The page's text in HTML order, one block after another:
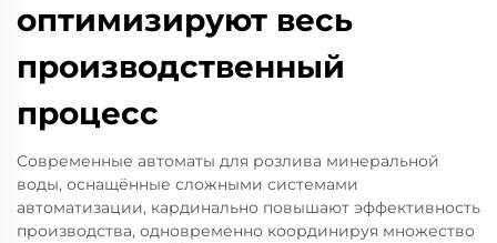
оптимизируют весь
производственный
процесс
Современные автоматы для розлива минеральной
воды, оснащённые сложными системами
автоматизации, кардинально повышают эффективность
производства, одновременно координируя множество